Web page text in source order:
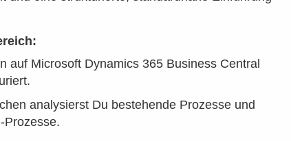
auf Microsoft Dynamics 365 Business Central
analysierst Du bestehende Prozesse und
Prozesse.